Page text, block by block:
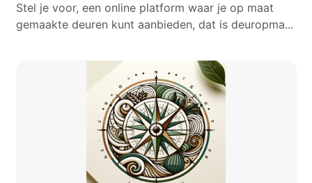
Stel je voor, een online platform waar je op maat
gemaakte deuren kunt aanbieden, dat is deuropma...